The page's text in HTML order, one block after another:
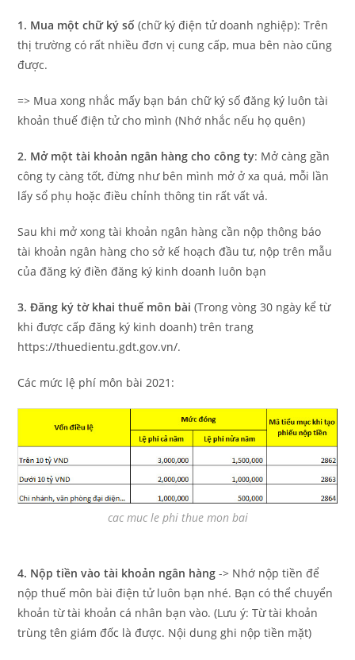
1. Mua một chữ ký số (chữ ký điện tử doanh nghiệp): Trên
thị trường có rất nhiều đơn vị cung cấp, mua bên nào cũng
được.
=> Mua xong nhắc mấy bạn bán chữ ký số đăng ký luôn tài
khoản thuế điện tử cho mình (Nhớ nhắc nếu họ quên)
2. Mở một tài khoản ngân hàng cho công ty: Mở càng gần
công ty càng tốt, đừng như bên mình mở ở xa quá, mỗi lần
lấy sổ phụ hoặc điều chỉnh thông tin rất vất vả.
Sau khi mở xong tài khoản ngân hàng cần nộp thông báo
tài khoản ngân hàng cho sở kế hoạch đầu tư, nộp trên mẫu
của đăng ký điền đăng ký kinh doanh luôn bạn
3. Đăng ký tờ khai thuế môn bài (Trong vòng 30 ngày kể từ
khi được cấp đăng ký kinh doanh) trên trang
https://thuedientu.gdt.gov.vn/.
Các mức lệ phí môn bài 2021:
cac muc le phi thue mon bai
4. Nộp tiền vào tài khoản ngân hàng -> Nhớ nộp tiền để
nộp thuế môn bài điện tử luôn bạn nhé. Bạn có thể chuyển
khoản từ tài khoản cá nhân bạn vào. (Lưu ý: Từ tài khoản
trùng tên giám đốc là được. Nội dung ghi nộp tiền mặt)